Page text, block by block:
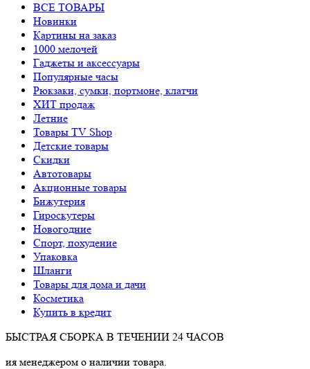
ВСЕ ТОВАРЫ
Новинки
Картины на заказ
1000 мелочей
Гаджеты и аксессуары
Популярные часы
Рюкзаки, сумки, портмоне, клатчи
ХИТ продаж
Летние
Товары TV Shop
Детские товары
Cкидки
Автотовары
Акционные товары
Бижутерия
Гироскутеры
Новогодние
Спорт, похудение
Упаковка
Шланги
Товары для дома и дачи
Косметика
Купить в кредит
БЫСТРАЯ СБОРКА В ТЕЧЕНИИ 24 ЧАСОВ
менеджером о наличии товара.